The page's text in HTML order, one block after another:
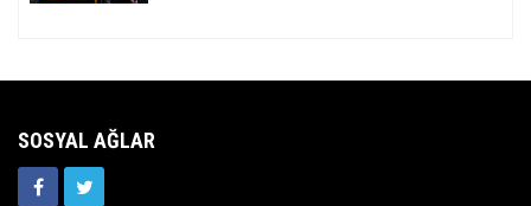
SOSYAL AĞLAR